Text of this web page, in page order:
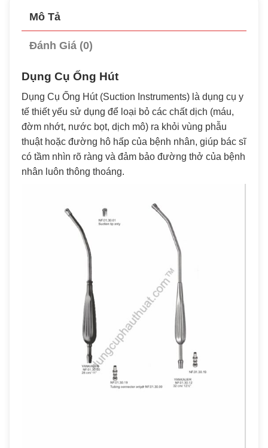
Mô Tả
Đánh Giá (0)
Dụng Cụ Ống Hút
Dụng Cụ Ống Hút (Suction Instruments) là dụng cụ y
tế thiết yếu sử dụng để loại bỏ các chất dịch (máu,
đờm nhớt, nước bọt, dịch mô) ra khỏi vùng phẫu
thuật hoặc đường hô hấp của bệnh nhân, giúp bác sĩ
có tầm nhìn rõ ràng và đảm bảo đường thở của bệnh
nhân luôn thông thoáng.